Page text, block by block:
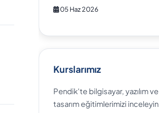
05 Haz 2026
Kurslarımız
Pendik'te bilgisayar, yazılım ve
tasarım eğitimlerimizi inceleyin.